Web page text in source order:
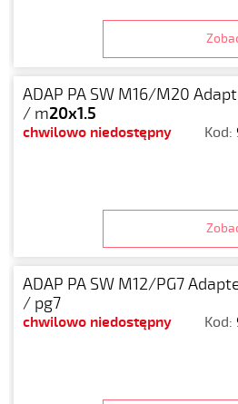
ADAP PA SW M16/M20
/ m20x1.5
chwilowo niedostępny Kod:
ADAP PA SW M12/PG7
/ pg7
chwilowo niedostępny Kod: